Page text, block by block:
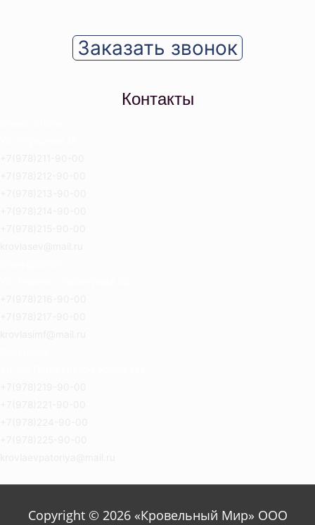
Заказать звонок
Контакты
Copyright © 2026 «Кровельный Мир» ООО